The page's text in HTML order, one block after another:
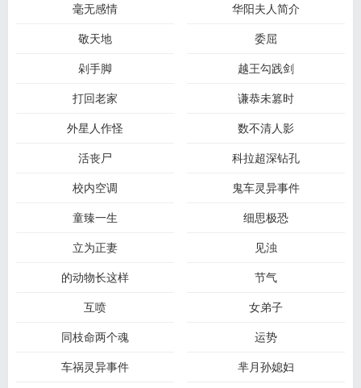
毫无感情
华阳夫人简介
敬天地
委屈
剁手脚
越王勾践剑
打回老家
谦恭未篡时
外星人作怪
数不清人影
活丧尸
科拉超深钻孔
校内空调
鬼车灵异事件
童臻一生
细思极恐
立为正妻
见浊
的动物长这样
节气
互喷
女弟子
同枝命两个魂
运势
车祸灵异事件
芈月孙媳妇